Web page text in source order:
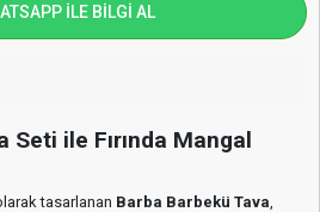
İLE BİLGİ AL
Seti ile Fırında Mangal
tasarlanan Barba Barbekü Tava